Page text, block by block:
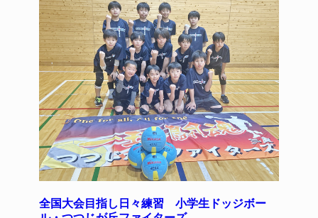
全国大会目指し日々練習 小学生ドッジボー